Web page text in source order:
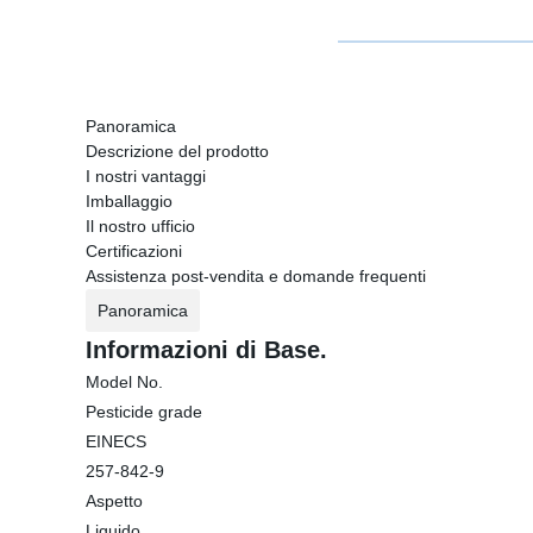
Panoramica
Descrizione del prodotto
I nostri vantaggi
Imballaggio
Il nostro ufficio
Certificazioni
Assistenza post-vendita e domande frequenti
Panoramica
Informazioni di Base.
Model No.
Pesticide grade
EINECS
257-842-9
Aspetto